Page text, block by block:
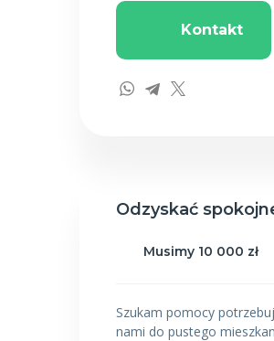
Kontakt
Odzyskać
Musimy 10 000 zł
Szukam pomocy
nami do pustego